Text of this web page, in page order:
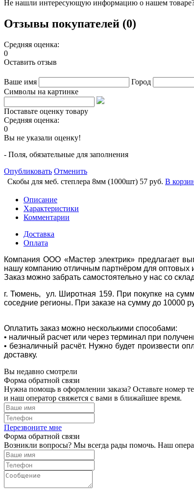
Не нашли интересующую информацию о нашем
Отзывы покупателей (0)
Средняя оценка:
0
Оставить отзыв
Ваше имя Город
Символы на картинке
Поставьте оценку товару
Средняя оценка:
0
Вы не указали оценку!
- Поля, обязательные для заполнения
Опубликовать Отменить
Скобы для меб. степлера 8мм (1000шт) 57 руб. В
Описание
Характеристики
Комментарии
Доставка
Оплата
Компания ООО «Мастер электрик» предлагает
нашу компанию отличным партнёром для оптовых
Заказ можно забрать самостоятельно у нас со
г. Тюмень, ул. Широтная 159. При покупке на
соседние регионы. При заказе на сумму до 10000
Оплатить заказ можно несколькими способами:
• наличный расчет или через терминал при
• безналичный расчёт. Нужно будет произвести
доставку.
Вы недавно смотрели
Форма обратной связи
Нужна помощь в оформлении заказа? Оставьте номер
и наш оператор свяжется с вами в ближайшее время.
Перезвоните мне
Форма обратной связи
Возникли вопросы? Мы всегда рады помочь. Наш